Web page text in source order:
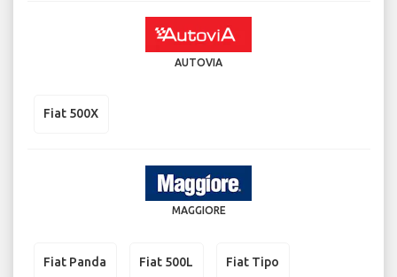
AUTOVIA
Fiat 500X
MAGGIORE
Fiat Panda Fiat 500L Fiat Tipo